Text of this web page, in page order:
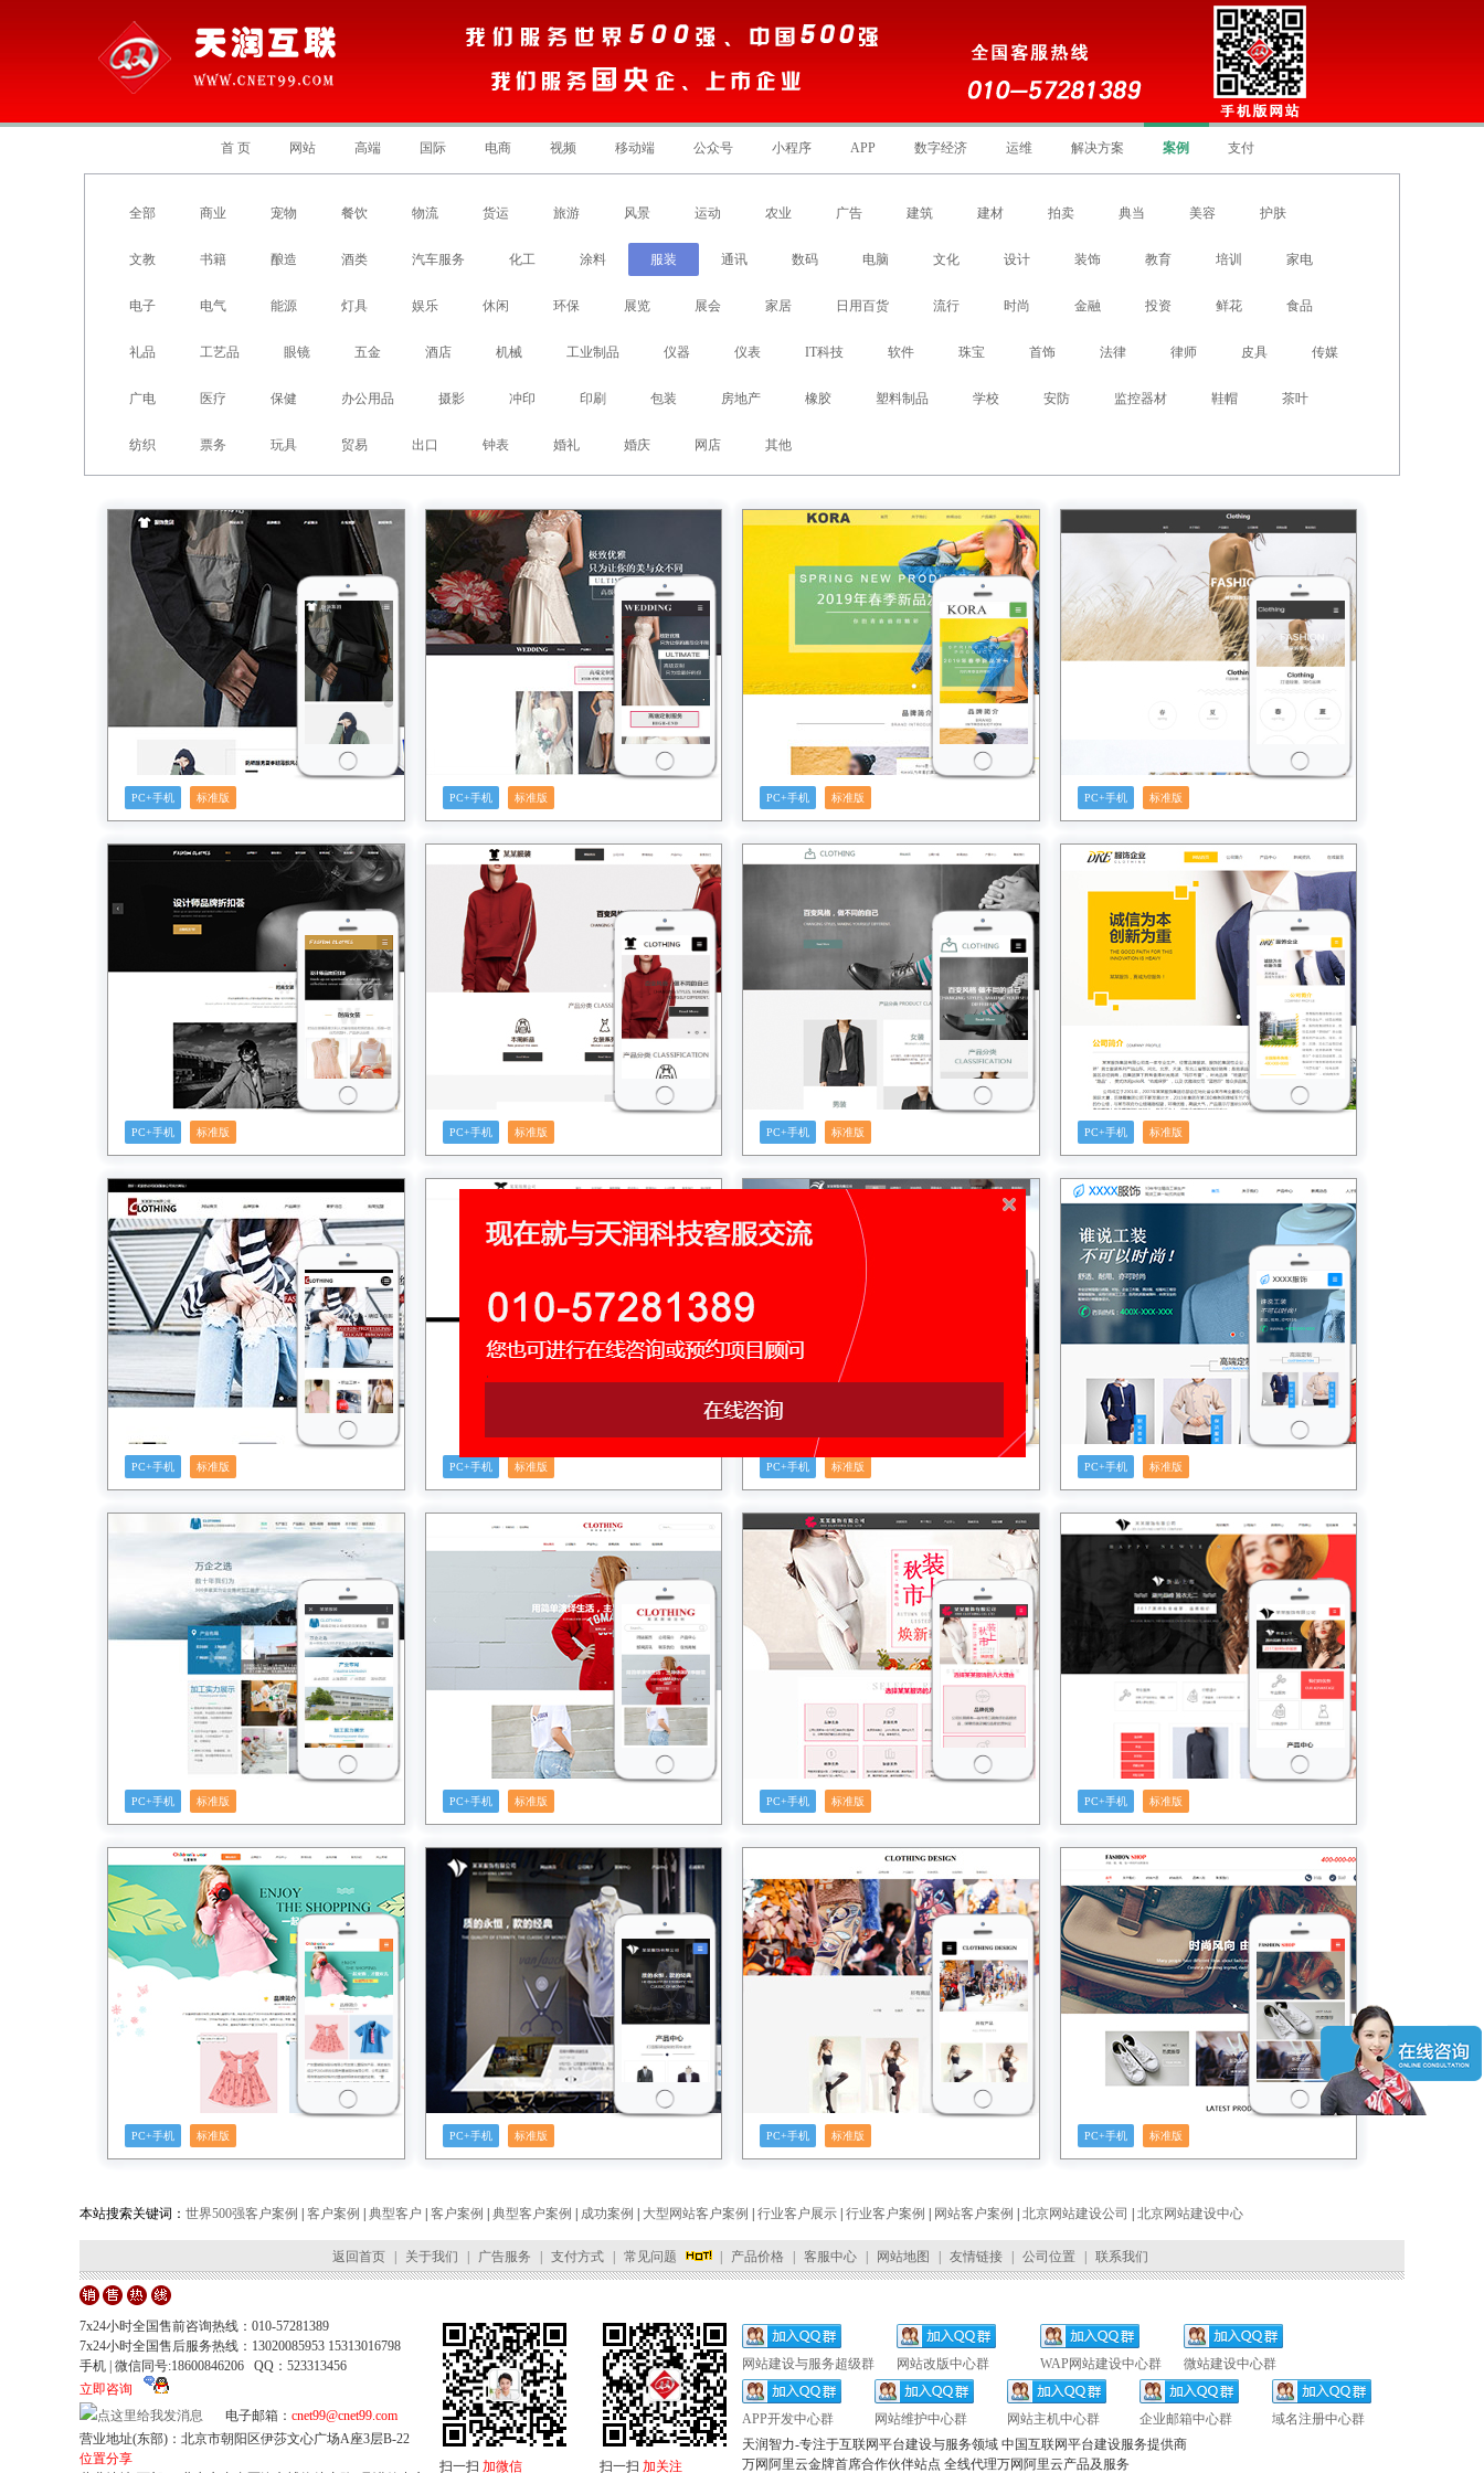
首 页 网站 高端 国际 电商 视频 移动端 公众号 小程序 APP 数字经济 运维 解决方案 案例 支付
全部 商业 宠物 餐饮 物流 货运 旅游 风景 运动 农业 广告 建筑 建材 拍卖 典当 美容 护肤
文教 书籍 酿造 酒类 汽车服务 化工 涂料 服装 通讯 数码 电脑 文化 设计 装饰 教育 培训 家电
电子 电气 能源 灯具 娱乐 休闲 环保 展览 展会 家居 日用百货 流行 时尚 金融 投资 鲜花 食品
礼品 工艺品 眼镜 五金 酒店 机械 工业制品 仪器 仪表 IT科技 软件 珠宝 首饰 法律 律师 皮具 传媒
广电 医疗 保健 办公用品 摄影 冲印 印刷 包装 房地产 橡胶 塑料制品 学校 安防 监控器材 鞋帽 茶叶
纺织 票务 玩具 贸易 出口 钟表 婚礼 婚庆 网店 其他
预览
PC+手机 标准版
预览
PC+手机 标准版
预览
PC+手机 标准版 PC+手机 标准版
预览
PC+手机 标准版
预览
PC+手机 标准版
预览
PC+手机 标准版
预览
PC+手机 标准版
预览
PC+手机 标准版
预览
PC+手机 标准版
预览
PC+手机 标准版
预览
PC+手机 标准版
预览
PC+手机 标准版
预览
PC+手机 标准版
预览
PC+手机 标准版
预览
PC+手机 标准版
预览
PC+手机 标准版
预览
PC+手机 标准版
预览
PC+手机 标准版 PC+手机 标准版
本站搜索关键词： 世界500强客户案例 客户案例 典型客户 客户案例 典型客户案例 成功案例 大型网站客户案例 行业客户展示 行业客户案例 网站客户案例 北京网站建设公司 北京网站建设中心
返回首页 关于我们 广告服务 支付方式 常见问题 产品价格 客服中心 网站地图 友情链接 公司位置 联系我们
7x24小时全国售前咨询热线：010-57281389
7x24小时全国售后服务热线：13020085953 15313016798
手机 | 微信同号:18600846206 QQ：523313456
立即咨询
电子邮箱： cnet99@cnet99.com
营业地址(东部)：北京市朝阳区伊莎文心广场A座3层B-22
位置分享
扫一扫 加微信 扫一扫 加关注
网站建设与服务超级群 网站改版中心群 WAP网站建设中心群 微站建设中心群
APP开发中心群 网站维护中心群 网站主机中心群 企业邮箱中心群
域名注册中心群
天润智力-专注于互联网平台建设与服务领域 中国互联网平台建设服务提供商
万网阿里云金牌首席合作伙伴站点 全线代理万网阿里云产品及服务